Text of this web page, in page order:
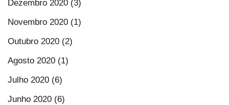
Dezembro 2020 (3)
Novembro 2020 (1)
Outubro 2020 (2)
Agosto 2020 (1)
Julho 2020 (6)
Junho 2020 (6)